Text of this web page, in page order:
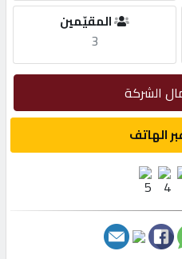
المقيّمين
3
الشركة
الهاتف